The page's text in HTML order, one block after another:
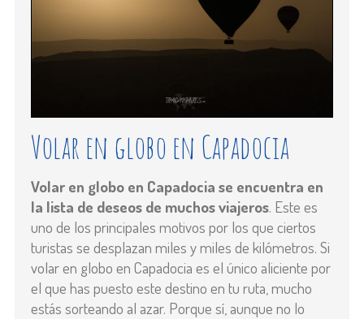
Volar en globo en Capadocia
Volar en globo en Capadocia se encuentra en
la lista de deseos de muchos viajeros. Este es
uno de los principales motivos por los que ciertos
turistas se desplazan miles y miles de kilómetros. Si
volar en globo en Capadocia es el único aliciente por
el que has puesto este destino en tu ruta, mucho
estás sorteando al azar. Porque sí, aunque no lo